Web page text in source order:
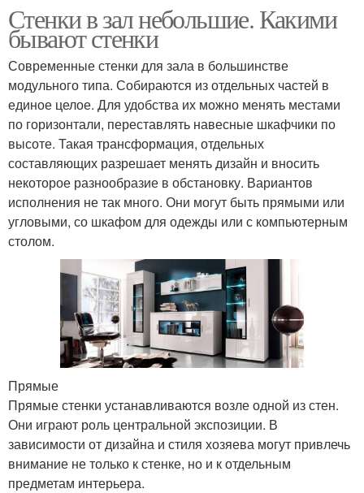
Стенки в зал небольшие. Какими
бывают стенки
Современные стенки для зала в большинстве
модульного типа. Собираются из отдельных частей в
единое целое. Для удобства их можно менять местами
по горизонтали, переставлять навесные шкафчики по
высоте. Такая трансформация, отдельных
составляющих разрешает менять дизайн и вносить
некоторое разнообразие в обстановку. Вариантов
исполнения не так много. Они могут быть прямыми или
угловыми, со шкафом для одежды или с компьютерным
столом.
Прямые
Прямые стенки устанавливаются возле одной из стен.
Они играют роль центральной экспозиции. В
зависимости от дизайна и стиля хозяева могут привлечь
внимание не только к стенке, но и к отдельным
предметам интерьера.